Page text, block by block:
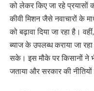
को लेकर किए जा रहे प्रयासों
कीवी मिशन जैसे नवाचारों के
को बढ़ावा दिया जा रहा है।
ब्याज के उपलब्ध कराया जा
सके। इस मौके पर किसानों ने
जताया और सरकार की नीतियों